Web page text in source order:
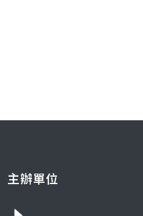
主辦單位